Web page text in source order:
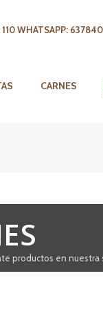
WHATSAPP:
CARNES
productos en nuestra